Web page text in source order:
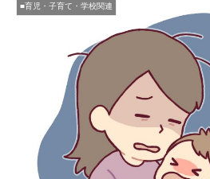
■育児・子育て・学校関連